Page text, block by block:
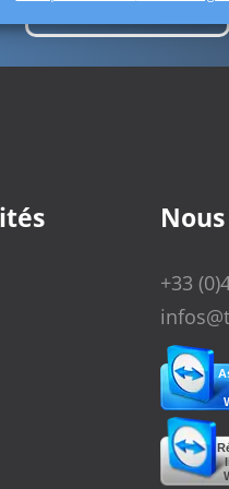
Nous contacter
+33